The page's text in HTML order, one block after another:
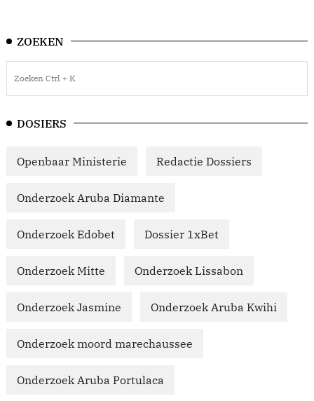
ZOEKEN
DOSIERS
Openbaar Ministerie Redactie Dossiers
Onderzoek Aruba Diamante
Onderzoek Edobet Dossier 1xBet
Onderzoek Mitte Onderzoek Lissabon
Onderzoek Jasmine Onderzoek Aruba Kwihi
Onderzoek moord marechaussee
Onderzoek Aruba Portulaca